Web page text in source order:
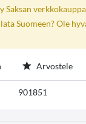
Saksan
Suomeen? Ole
Arvostele
901851